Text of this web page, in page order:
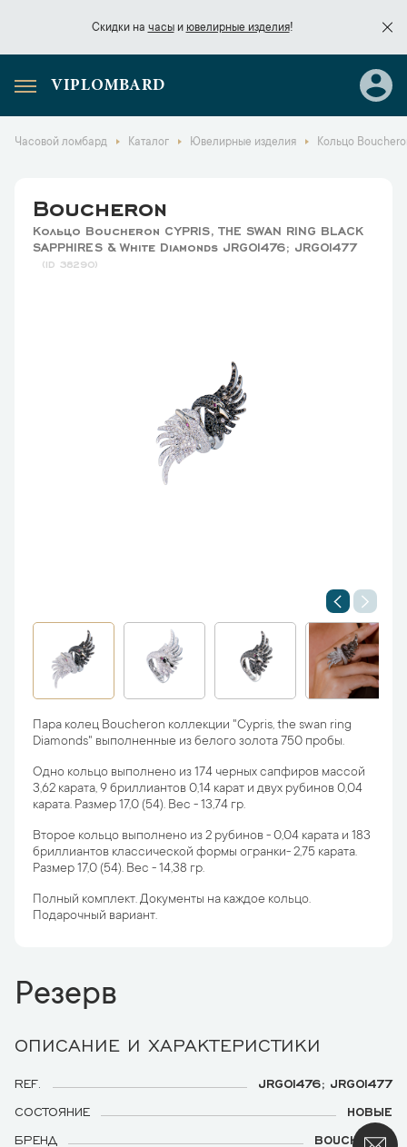
Скидки на часыи ювелирные изделия!
Скидки начасы
VIPLOMBARD
Часовой ломбард Каталог Ювелирные изделия Кольцо
Boucheron
Кольцо Boucheron CYPRIS, THE SWAN RING BLACK
SAPPHIRES & White Diamonds JRG01476; JRG01477
38290
Пара колец Boucheron коллекции "Cypris, the swan ring
Diamonds" выполненные из белого золота 750 пробы.
Одно кольцо выполнено из 174 черных сапфиров массой
3,62 карата, 9 бриллиантов 0,14 карат и двух рубинов 0,04
карата. Размер 17,0 (54). Вес - 13,74 гр.
Второе кольцо выполнено из 2 рубинов - 0,04 карата и 183
бриллиантов классической формы огранки- 2,75 карата.
Размер 17,0 (54). Вес - 14,38 гр.
Полный комплект. Документы на каждое кольцо.
Подарочный вариант.
Резерв
ОПИСАНИЕ И ХАРАКТЕРИСТИКИ
REF.
JRG01476; JRG01477
СОСТОЯНИЕ
НОВЫЕ
БРЕНД
BOUCHERON